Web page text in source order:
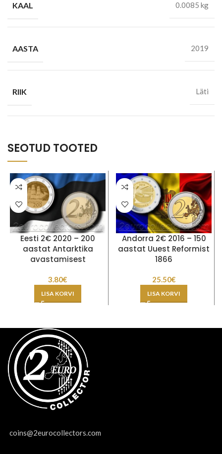
KAAL 0.0085 kg
AASTA 2019
RIIK Läti
SEOTUD TOOTED
Eesti 2€ 2020 – 200
aastat Antarktika
avastamisest
3.80€
LISA KORVI
Andorra 2€ 2016 – 150
aastat Uuest Reformist
1866
25.50€
LISA KORVI
coins@2eurocollectors.com